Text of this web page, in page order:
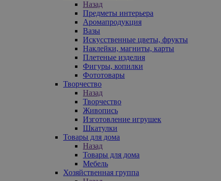
Назад
Предметы интерьера
Аромапродукция
Вазы
Искусственные цветы, фрукты
Наклейки, магниты, карты
Плетеные изделия
Фигуры, копилки
Фототовары
Творчество
Назад
Творчество
Живопись
Изготовление игрушек
Шкатулки
Товары для дома
Назад
Товары для дома
Мебель
Хозяйственная группа